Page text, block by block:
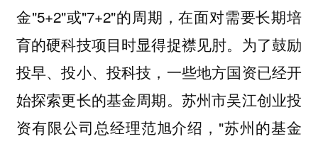
金"5+2"或"7+2"的周期，在面对需要长期培
育的硬科技项目时显得捉襟见肘。为了鼓励
投早、投小、投科技，一些地方国资已经开
始探索更长的基金周期。苏州市吴江创业投
资有限公司总经理范旭介绍，"苏州的基金